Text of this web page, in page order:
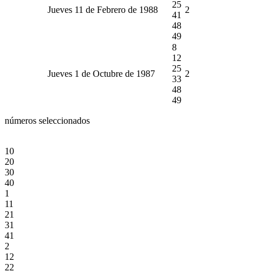
Jueves 11 de Febrero de 1988
25
41
48
49
2
Jueves 1 de Octubre de 1987
8
12
25
33
48
49
2
números seleccionados
10
20
30
40
1
11
21
31
41
2
12
22